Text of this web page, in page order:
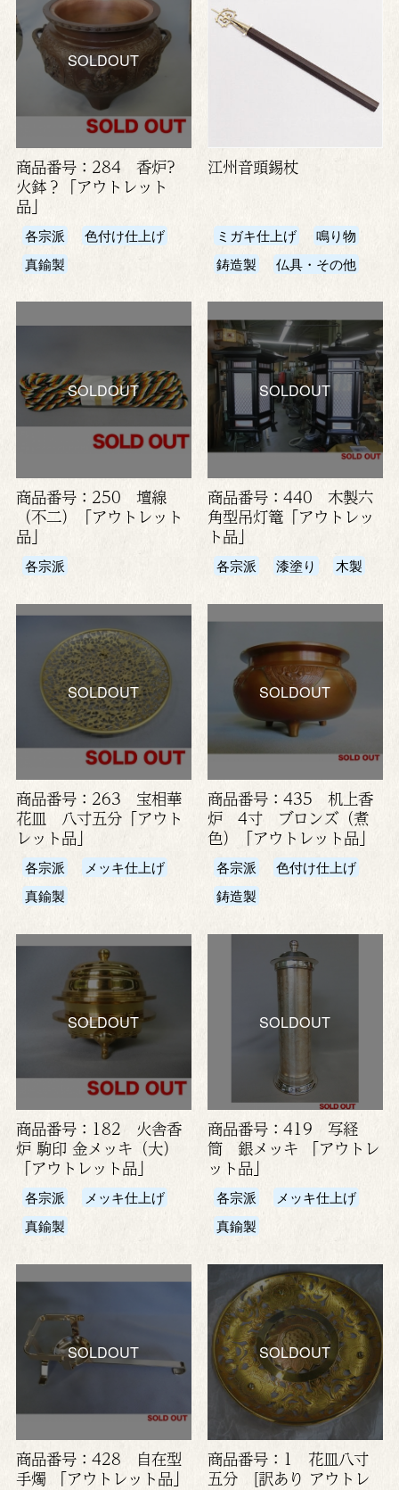
SOLDOUT
商品番号：284 香炉?
火鉢？「アウトレット
品」
各宗派
色付け仕上げ
真鍮製
江州音頭錫杖
ミガキ仕上げ
鳴り物
鋳造製
仏具・その他
SOLDOUT
商品番号：250 壇線
（不二）「アウトレット
品」
各宗派
SOLDOUT
商品番号：440 木製六
角型吊灯篭「アウトレッ
ト品」
各宗派 漆塗り 木製
SOLDOUT
商品番号：263 宝相華
花皿 八寸五分「アウト
レット品」
各宗派
メッキ仕上げ
真鍮製
SOLDOUT
商品番号：435 机上香
炉 4寸 ブロンズ（煮
色）「アウトレット品」
各宗派
色付け仕上げ
鋳造製
SOLDOUT
商品番号：182 火舎香
炉 駒印 金メッキ（大）
「アウトレット品」
各宗派
メッキ仕上げ
真鍮製
SOLDOUT
商品番号：419 写経
筒 銀メッキ 「アウトレ
ット品」
各宗派
メッキ仕上げ
真鍮製
SOLDOUT
商品番号：428 自在型
手燭 「アウトレット品」
SOLDOUT
商品番号：1 花皿八寸
五分 [訳あり アウトレ